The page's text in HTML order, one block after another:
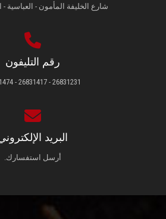
شارع الخليفة المأمون - العباسية -
رقم التليفون
26831231 - 26831417 - 26831474
البريد
أرسل استفسارك.